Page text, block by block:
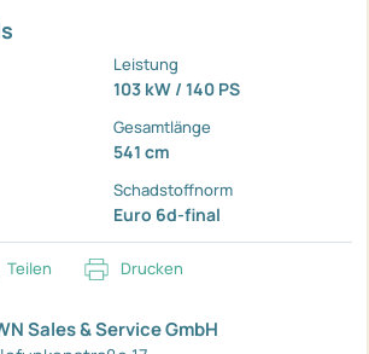
Leistung
103 kW / 140 PS
Gesamtlänge
541 cm
Schadstoffnorm
Euro 6d-final
Teilen Drucken
Sales & Service GmbH